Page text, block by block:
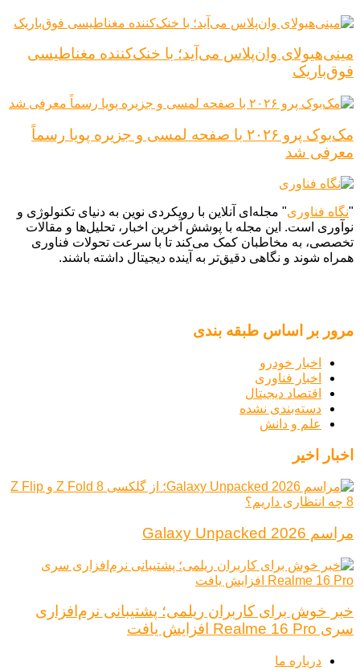
مینی‌هیولای وان‌پلاس می‌آید؛ با خنک‌کننده مغناطیسی
فوق‌باریک
مک‌بوک پرو ۲۰۲۶ با صفحه لمسی و جزیره پویا رسماً
معرفی شد
"نگاه فناوری" مجله‌ای آنلاین با رویکردی نوین به دنیای تکنولوژی و
نوآوری است. این مجله با پوشش آخرین اخبار، تحلیل‌ها و مقالات
تخصصی، به مخاطبان کمک می‌کند تا با سرعت تحولات فناوری
همراه شوند و نگاهی دقیق‌تر به آینده دیجیتال داشته باشند.
مرور بر اساس طبقه بندی
اخبار خودرو
اخبار فناوری
اقتصاد دیجیتال
دسته‌بندی نشده
علم و دانش
اخبار اخیر
مراسم Galaxy Unpacked 2026
خبر خوش برای کاربران ریلمی؛ پشتیبانی نرم‌افزاری
سری Realme 16 Pro افزایش یافت
درباره ما